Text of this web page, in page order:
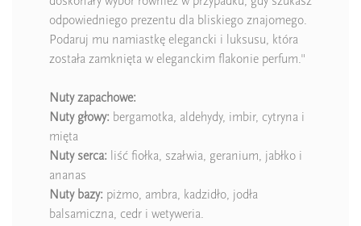
odpowiedniego prezentu dla bliskiego znajomego.
Podaruj mu namiastkę elegancki i luksusu, która
została zamknięta w eleganckim flakonie perfum."
Nuty zapachowe:
Nuty głowy: bergamotka, aldehydy, imbir, cytryna i
mięta
Nuty serca: liść fiołka, szałwia, geranium, jabłko i
ananas
Nuty bazy: piżmo, ambra, kadzidło, jodła
balsamiczna, cedr i wetyweria.